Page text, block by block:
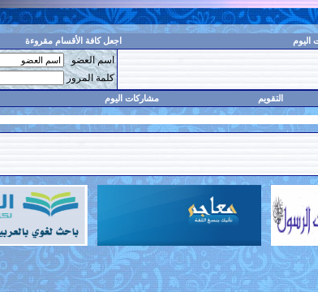
اليوم اجعل كافة الأقسام مقروءة
اسم العضو
كلمة المرور
التقويم مشاركات اليوم